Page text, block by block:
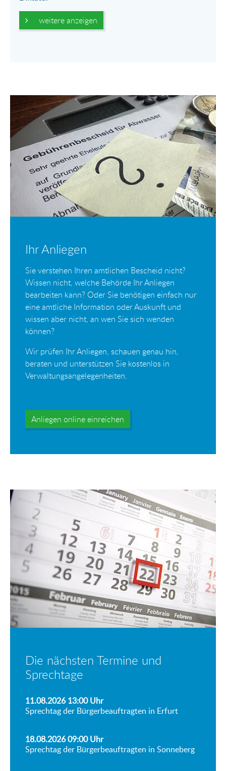
weitere anzeigen
Ihr Anliegen
Sie verstehen Ihren amtlichen Bescheid nicht?
Wissen nicht, welche Behörde Ihr Anliegen
bearbeiten kann? Oder Sie benötigen einfach nur
eine amtliche Information oder Auskunft und
wissen aber nicht, an wen Sie sich wenden
können?
Wir prüfen Ihr Anliegen, schauen genau hin,
beraten und unterstützen Sie kostenlos in
Verwaltungsangelegenheiten.
Anliegen online einreichen
Die nächsten Termine und
Sprechtage
11.08.2026 13:00Uhr
Sprechtag der Bürgerbeauftragten in Erfurt
18.08.2026 09:00Uhr
Sprechtag der Bürgerbeauftragten in Sonneberg